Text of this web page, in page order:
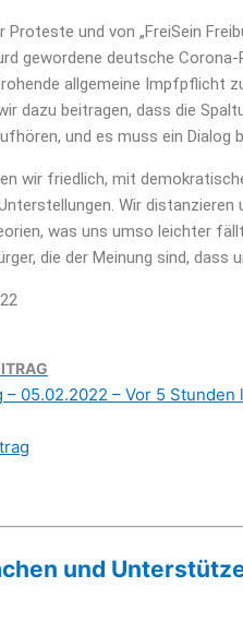
Proteste und von „FreiSein
gewordene deutsche
allgemeine Impfpflicht
dazu beitragen, dass die
und es muss ein Dialog
wir friedlich, mit
Wir
was uns umso leichter
die der Meinung sind,
05.02.2022 – Vor 5 Stunden
und